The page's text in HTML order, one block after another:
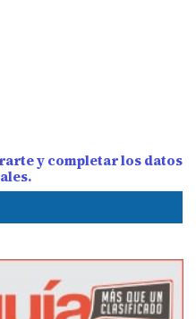
y completar los datos